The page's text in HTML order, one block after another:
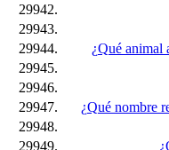
29942.
29943.
29944.
¿Qué animal
29945.
29946.
29947.
¿Qué nombre
29948.
29949.